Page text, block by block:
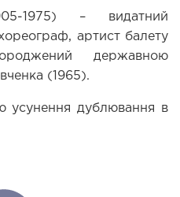
1975) – видатний
артист балету
державною
(1965).
усунення дублювання в